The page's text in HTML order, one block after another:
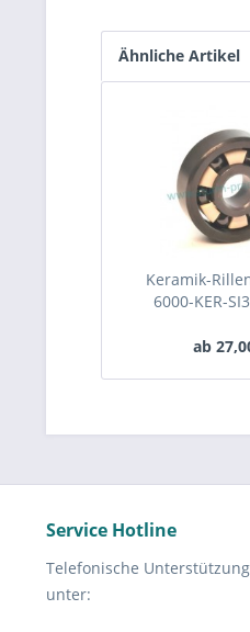
Ähnliche Artikel
Keramik-
6000-KER-
ab
Service Hotline
Telefonische
unter: